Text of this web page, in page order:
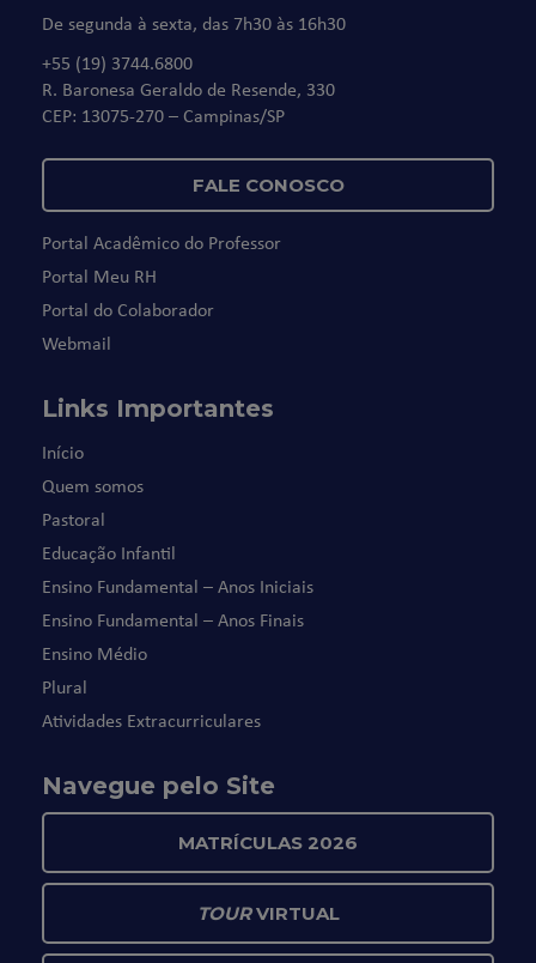
De segunda à sexta, das 7h30 às 16h30
+55 (19) 3744.6800
R. Baronesa Geraldo de Resende, 330
CEP: 13075-270 – Campinas/SP
FALE CONOSCO
Portal Acadêmico do Professor
Portal Meu RH
Portal do Colaborador
Webmail
Links Importantes
Início
Quem somos
Pastoral
Educação Infantil
Ensino Fundamental – Anos Iniciais
Ensino Fundamental – Anos Finais
Ensino Médio
Plural
Atividades Extracurriculares
Navegue pelo Site
MATRÍCULAS 2026
TOURVIRTUAL